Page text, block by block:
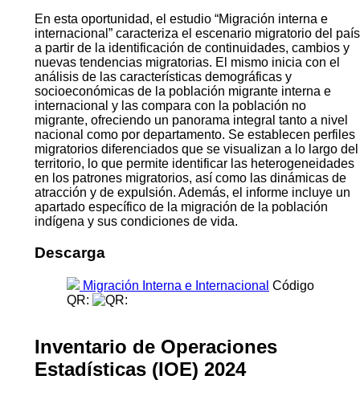
En esta oportunidad, el estudio “Migración interna e
internacional” caracteriza el escenario migratorio del país
a partir de la identificación de continuidades, cambios y
nuevas tendencias migratorias. El mismo inicia con el
análisis de las características demográficas y
socioeconómicas de la población migrante interna e
internacional y las compara con la población no
migrante, ofreciendo un panorama integral tanto a nivel
nacional como por departamento. Se establecen perfiles
migratorios diferenciados que se visualizan a lo largo del
territorio, lo que permite identificar las heterogeneidades
en los patrones migratorios, así como las dinámicas de
atracción y de expulsión. Además, el informe incluye un
apartado específico de la migración de la población
indígena y sus condiciones de vida.
Descarga
Migración Interna e Internacional Código
QR:
Inventario de Operaciones
Estadísticas (IOE) 2024